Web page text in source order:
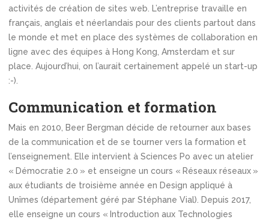
activités de création de sites web. L’entreprise travaille en
français, anglais et néerlandais pour des clients partout dans
le monde et met en place des systèmes de collaboration en
ligne avec des équipes à Hong Kong, Amsterdam et sur
place. Aujourd’hui, on l’aurait certainement appelé un start-up
:-).
Communication et formation
Mais en 2010, Beer Bergman décide de retourner aux bases
de la communication et de se tourner vers la formation et
l’enseignement. Elle intervient à Sciences Po avec un atelier
« Démocratie 2.0 » et enseigne un cours « Réseaux réseaux »
aux étudiants de troisième année en Design appliqué à
Unîmes (département géré par Stéphane Vial). Depuis 2017,
elle enseigne un cours « Introduction aux Technologies